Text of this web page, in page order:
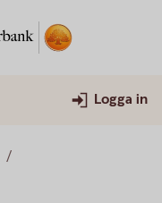
Logga in